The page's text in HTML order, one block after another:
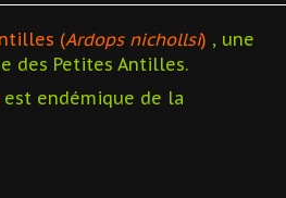
(Ardops nichollsi) , une
des Petites Antilles.
est endémique de la